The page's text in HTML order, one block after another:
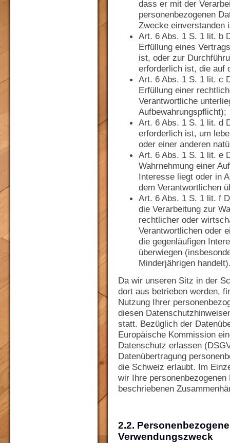
dass er mit der
personenbezogenen
Zwecke einverstanden
Art. 6 Abs. 1 S. 1 lit. b
Erfüllung eines
ist, oder zur
erforderlich ist, die auf
Art. 6 Abs. 1 S. 1 lit. c
Erfüllung einer
Verantwortliche
Aufbewahrungspflicht);
Art. 6 Abs. 1 S. 1 lit. d
erforderlich ist, um
oder einer anderen
Art. 6 Abs. 1 S. 1 lit. e
Wahrnehmung einer
Interesse liegt oder in
dem Verantwortlichen
Art. 6 Abs. 1 S. 1 lit. f
die Verarbeitung zur
rechtlicher oder
Verantwortlichen oder
die gegenläufigen
überwiegen
Minderjährigen
Da wir unseren Sitz in der
dort aus betrieben werden,
Nutzung Ihrer
diesen
statt. Bezüglich der
Europäische Kommission
Datenschutz erlassen
Datenübertragung
die Schweiz erlaubt. Im
wir Ihre
beschriebenen
2.2.
Verwendungszweck